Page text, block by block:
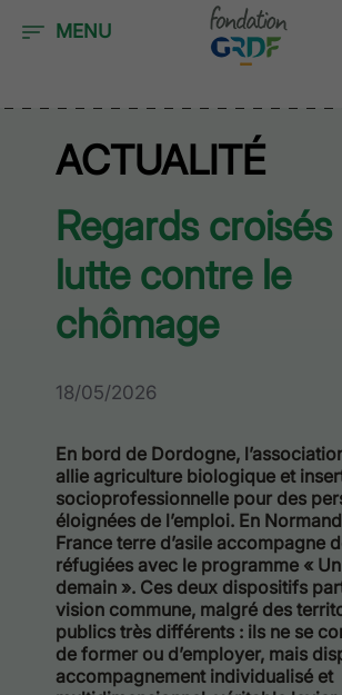
MENU
ACTUALITÉ
Regards
lutte contre le
chômage
18/05/2026
En bord de Dordogne,
allie agriculture biologique et
socioprofessionnelle pour des
éloignées de l’emploi. En
France terre d’asile accompagne
réfugiées avec le programme «
demain ». Ces deux dispositifs
vision commune, malgré des
publics très différents : ils ne se
de former ou d’employer, mais
accompagnement individualisé et